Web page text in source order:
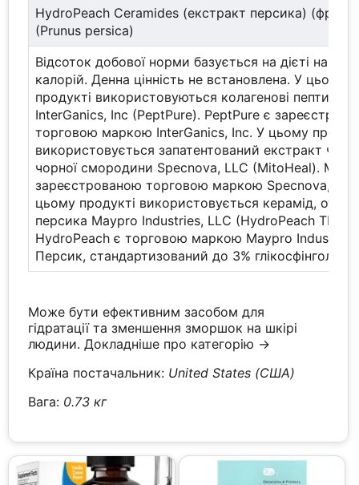
HydroPeach Ceramides (екстракт персика)
(Prunus persica)
Відсоток добової норми базується на дієті на
калорій. Денна цінність не встановлена. У цьому
продукті використовуються колагенові пептиди
InterGanics, Inc (PeptPure). PeptPure є
торговою маркою InterGanics, Inc. У цьому
використовується запатентований екстракт
чорної смородини Specnova, LLC (MitoHeal).
зареєстрованою торговою маркою Specnova,
цьому продукті використовується керамід,
персика Maypro Industries, LLC (HydroPeach TM).
HydroPeach є торговою маркою Maypro
Персик, стандартизований до 3%
Може бути ефективним засобом для
гідратації та зменшення зморшок на шкірі
людини.Докладніше про категорію →
Країна постачальник: United States (США)
Вага: 0.73 кг